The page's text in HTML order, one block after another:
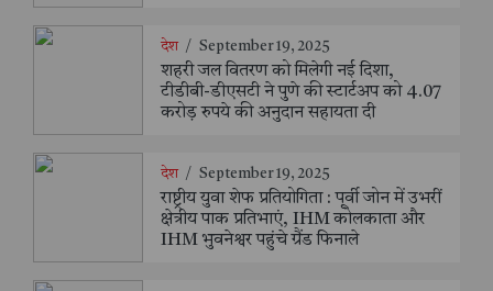
देश / September 19, 2025
शहरी जल वितरण को मिलेगी नई दिशा,
टीडीबी-डीएसटी ने पुणे की स्टार्टअप को 4.07
करोड़ रुपये की अनुदान सहायता दी
देश / September 19, 2025
राष्ट्रीय युवा शेफ प्रतियोगिता : पूर्वी जोन में उभरीं
क्षेत्रीय पाक प्रतिभाएं, IHM कोलकाता और
IHM भुवनेश्वर पहुंचे ग्रैंड फिनाले